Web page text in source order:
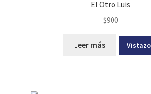
El Otro Luis
$900
Leer más Vistazo